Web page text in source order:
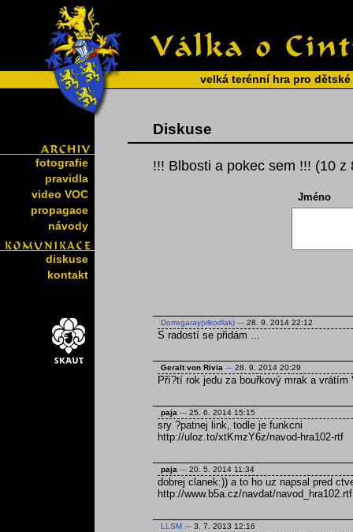
velká terénní hra pro
fotografie
pravidla
video VOC
propagace
návody
diskuse
kontakt
Diskuse
!!! Blbosti a pokec sem !!! (10 z
Jméno
Dorregaray(vlkodlak) --- 28. 9. 2014 22:12
S radostí se přidám ...
Geralt von Rivia --- 28. 9. 2014 20:29
Pří?tí rok jedu za bouřkový mrak a
paja --- 25. 6. 2014 15:15
sry ?patnej link, todle je funkcni
http://uloz.to/xtKmzY6z/navod-hra102-rtf
paja --- 20. 5. 2014 11:34
dobrej clanek:)) a to ho uz napsal pred
http://www.b5a.cz/navdat/navod_hra102.rtf
LLSM --- 3. 7. 2013 12:16